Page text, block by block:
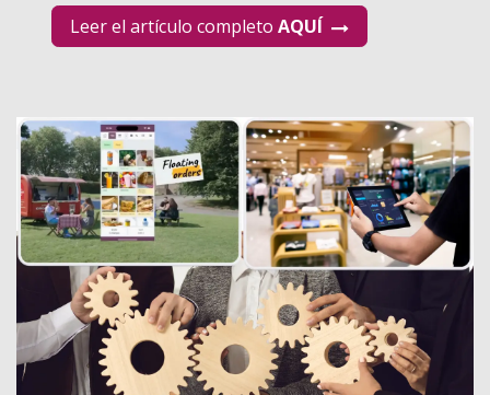
Leer el artículo completo AQUÍ